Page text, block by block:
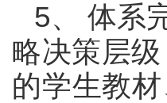
5、 体系
略决策层
的学生教